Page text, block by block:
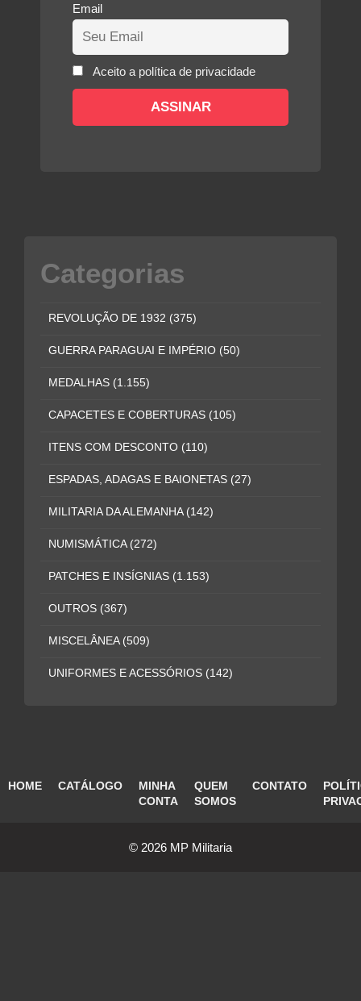
Email
Aceito a política de privacidade
Categorias
REVOLUÇÃO DE 1932 (375)
GUERRA PARAGUAI E IMPÉRIO (50)
MEDALHAS (1.155)
CAPACETES E COBERTURAS (105)
ITENS COM DESCONTO (110)
ESPADAS, ADAGAS E BAIONETAS (27)
MILITARIA DA ALEMANHA (142)
NUMISMÁTICA (272)
PATCHES E INSÍGNIAS (1.153)
OUTROS (367)
MISCELÂNEA (509)
UNIFORMES E ACESSÓRIOS (142)
HOME CATÁLOGO
MINHA
CONTA
QUEM
SOMOS
CONTATO
© 2026 MP Militaria